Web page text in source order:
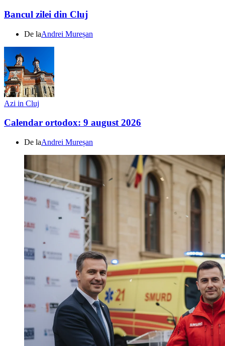
Bancul zilei din Cluj
De laAndrei Mureșan
Azi in Cluj
Calendar ortodox: 9 august 2026
De laAndrei Mureșan